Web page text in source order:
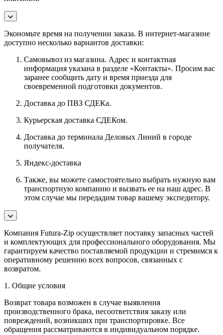
Экономьте время на получении заказа. В интернет-магазине
доступно несколько вариантов доставки:
Самовывоз из магазина. Адрес и контактная
информация указана в разделе «Контакты». Просим вас
заранее сообщить дату и время приезда для
своевременной подготовки документов.
Доставка до ПВЗ СДЕКа.
Курьерская доставка СДЕКом.
Доставка до терминала Деловых Линий в городе
получателя.
Яндекс-доставка
Также, вы можете самостоятельно выбрать нужную вам
транспортную компанию и вызвать ее на наш адрес. В
этом случае мы передадим товар вашему экспедитору.
Компания Futura-Zip осуществляет поставку запасных частей
и комплектующих для профессионального оборудования. Мы
гарантируем качество поставляемой продукции и стремимся к
оперативному решению всех вопросов, связанных с
возвратом.
1. Общие условия
Возврат товара возможен в случае выявления
производственного брака, несоответствия заказу или
повреждений, возникших при транспортировке. Все
обращения рассматриваются в индивидуальном порядке.